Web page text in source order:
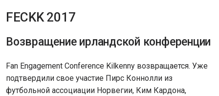
FECKK 2017
Возвращение ирландской конференции
Fan Engagement Conference Kilkenny возвращается. Уже
подтвердили свое участие Пирс Коннолли из
футбольной ассоциации Норвегии, Ким Кардона,